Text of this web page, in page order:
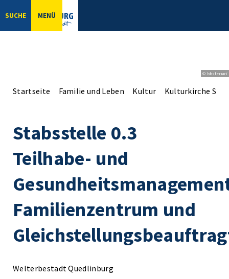
SUCHE MENÜ
© bbsferrari
Startseite Familie und Leben Kultur Kulturkirche St.
Stabsstelle 0.3
Teilhabe- und
Familienzentrum und
Welterbestadt Quedlinburg